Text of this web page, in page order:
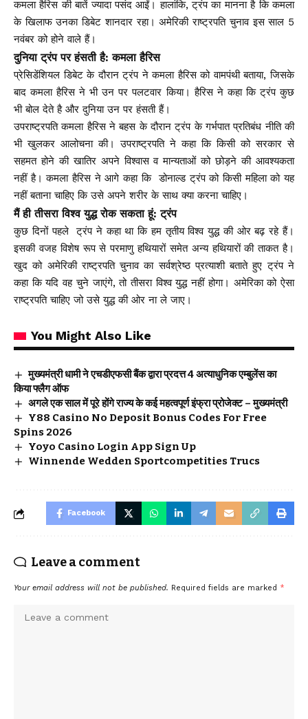
कमला हैरिस की बातें ज्यादा पसंद आईं। हालांकि, ट्रंप का मानना है कि कमला
के खिलाफ उनका डिबेट शानदार रहा। अमेरिकी राष्ट्रपति चुनाव इस साल 5
नवंबर को होने वाले हैं।
दुनिया ट्रंप पर हंसती है: कमला हैरिस
प्रेसिडेंशियल डिबेट के दौरान ट्रंप ने कमला हैरिस को वामपंथी बताया, जिसके
बाद कमला हैरिस ने भी उन पर पलटवार किया। हैरिस ने कहा कि ट्रंप कुछ
भी बोल देते है और दुनिया उन पर हंसती हैं।
उपराष्ट्रपति कमला हैरिस ने बहस के दौरान ट्रंप के गर्भपात प्रतिबंध नीति की
भी खुलकर आलोचना की। उपराष्ट्रपति ने कहा कि किसी को सरकार से
सहमत होने की खातिर अपने विश्वास व मान्यताओं को छोड़ने की आवश्यकता
नहीं है। कमला हैरिस ने आगे कहा कि डोनाल्ड ट्रंप को किसी महिला को यह
नहीं बताना चाहिए कि उसे अपने शरीर के साथ क्या करना चाहिए।
मैं ही तीसरा विश्व युद्ध रोक सकता हूं: ट्रंप
कुछ दिनों पहले ट्रंप ने कहा था कि हम तृतीय विश्व युद्ध की ओर बढ़ रहे हैं।
इसकी वजह विशेष रूप से परमाणु हथियारों समेत अन्य हथियारों की ताकत है।
खुद को अमेरिकी राष्ट्रपति चुनाव का सर्वश्रेष्ठ प्रत्याशी बताते हुए ट्रंप ने
कहा कि यदि वह चुने जाएंगे, तो तीसरा विश्व युद्ध नहीं होगा। अमेरिका को ऐसा
राष्ट्रपति चाहिए जो उसे युद्ध की ओर ना ले जाए।
You Might Also Like
मुख्यमंत्री धामी ने एचडीएफसी बैंक द्वारा प्रदत्त 4 अत्याधुनिक एम्बुलेंस का
किया फ्लैग ऑफ
अगले एक साल में पूरे होंगे राज्य के कई महत्वपूर्ण इंफ्रा प्रोजेक्ट – मुख्यमंत्री
Y88 Casino No Deposit Bonus Codes For Free
Spins 2026
Yoyo Casino Login App Sign Up
Winnende Wedden Sportcompetities Trucs
Facebook
Leave a comment
Your email address will not be published. Required fields are marked *